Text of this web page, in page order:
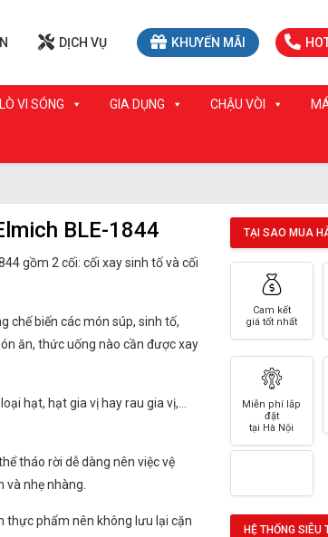
DỊCH VỤ KHUYẾN MÃI
LÒ VI SÓNG GIA DỤNG CHẬU VÒI
BLE-1844
gồm 2 cối: cối xay sinh tố và cối
chế biến các món súp, sinh tố,
ăn, thức uống nào cần được xay
hạt, hạt gia vị hay rau gia vị,…
tháo rời dễ dàng nên việc vệ
và nhẹ nhàng.
thực phẩm nên không lưu lại cặn
TẠI SAO MUA
Cam kết
giá tốt nhất
Miễn phí lắp
đặt
tại Hà Nội
HỆ THỐNG SIÊU